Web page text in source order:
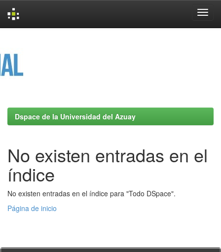
Dspace de la Universidad del Azuay
No existen entradas en el
índice
No existen entradas en el índice para "Todo DSpace".
Página de inicio